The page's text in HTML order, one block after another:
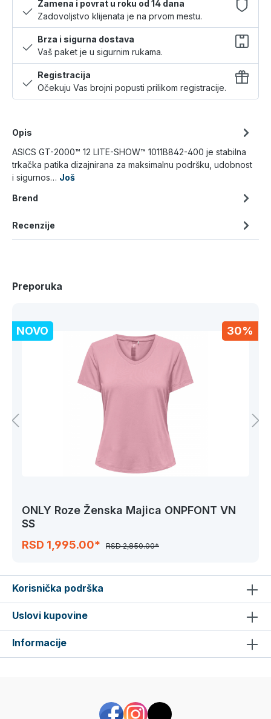
Zamena i povrat u roku od 14 dana
Zadovoljstvo klijenata je na prvom mestu.
Brza i sigurna dostava
Vaš paket je u sigurnim rukama.
Registracija
Očekuju Vas brojni popusti prilikom registracije.
Opis
ASICS GT-2000™ 12 LITE-SHOW™ 1011B842-400 je stabilna
trkačka patika dizajnirana za maksimalnu podršku, udobnost
i sigurnos… Još
Brend
Recenzije
Preporuka
30%
NOVO
ONLY Roze Ženska Majica ONPFONT VN
SS
RSD 1,995.00*
RSD 2,850.00*
Korisnička podrška
Uslovi kupovine
Informacije